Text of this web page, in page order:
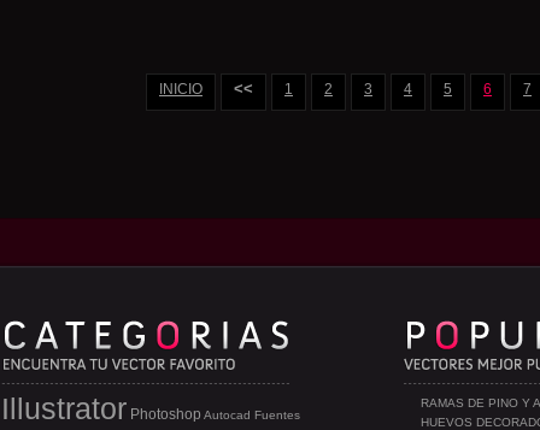
INICIO << 1 2 3 4 5 6 7
RAMAS DE PINO Y
HUEVOS
Illustrator Photoshop Autocad Fuentes